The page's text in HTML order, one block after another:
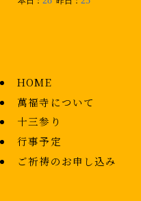
HOME
萬福寺について
十三参り
行事予定
ご祈祷のお申し込み